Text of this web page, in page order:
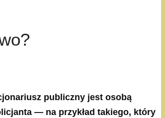
publiczny jest osobą
— na przykład takiego, który